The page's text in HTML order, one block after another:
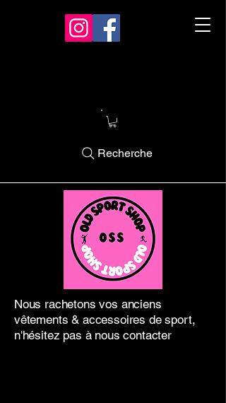
Nous rachetons vos anciens
vêtements & accessoires de sport,
n'hésitez pas à nous contacter
Recherche